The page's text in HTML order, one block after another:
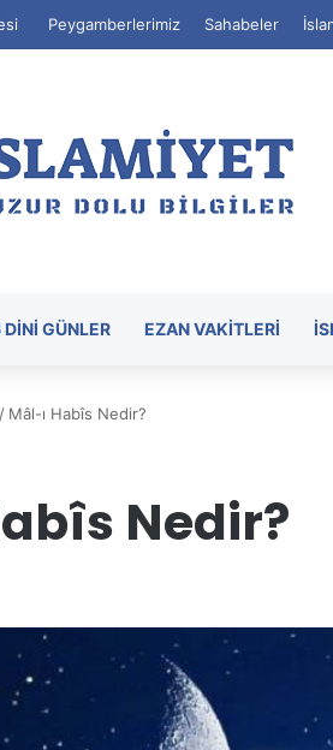
Peygamberlerimiz Sahabeler
GÜNLER EZAN VAKITLERI
/ Mâl-ı Habîs Nedir?
Nedir?